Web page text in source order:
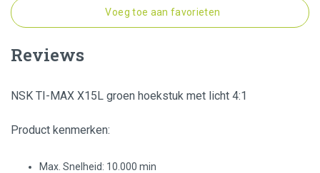
Voeg toe aan favorieten
Reviews
NSK TI-MAX X15L groen hoekstuk met licht 4:1
Product kenmerken:
Max. Snelheid: 10.000 min